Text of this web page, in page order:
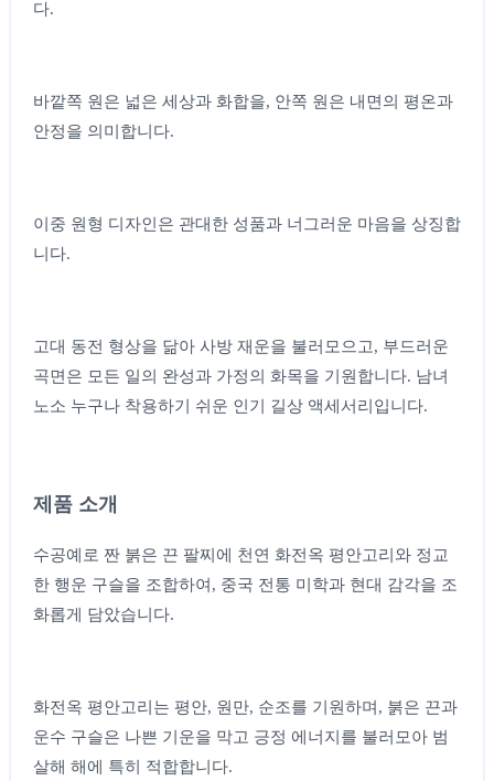
다.
바깥쪽 원은 넓은 세상과 화합을, 안쪽 원은 내면의 평온과
안정을 의미합니다.
이중 원형 디자인은 관대한 성품과 너그러운 마음을 상징합
니다.
고대 동전 형상을 닮아 사방 재운을 불러모으고, 부드러운
곡면은 모든 일의 완성과 가정의 화목을 기원합니다. 남녀
노소 누구나 착용하기 쉬운 인기 길상 액세서리입니다.
제품 소개
수공예로 짠 붉은 끈 팔찌에 천연 화전옥 평안고리와 정교
한 행운 구슬을 조합하여, 중국 전통 미학과 현대 감각을 조
화롭게 담았습니다.
화전옥 평안고리는 평안, 원만, 순조를 기원하며, 붉은 끈과
운수 구슬은 나쁜 기운을 막고 긍정 에너지를 불러모아 범
살해 해에 특히 적합합니다.